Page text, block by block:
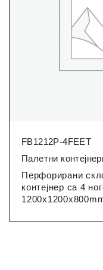
FB1212P-4FEET
Палетни
Перфорирани
контејнер са 4